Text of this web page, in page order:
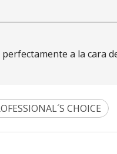
a la cara
CHOICE